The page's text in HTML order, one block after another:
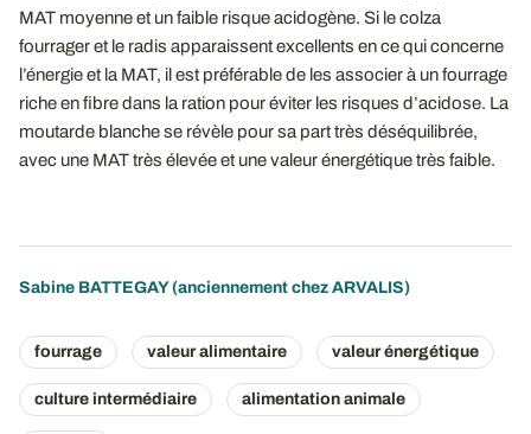
MAT moyenne et un faible risque acidogène. Si le colza
fourrager et le radis apparaissent excellents en ce qui concerne
l’énergie et la MAT, il est préférable de les associer à un fourrage
riche en fibre dans la ration pour éviter les risques d’acidose. La
moutarde blanche se révèle pour sa part très déséquilibrée,
avec une MAT très élevée et une valeur énergétique très faible.
Sabine BATTEGAY (anciennement chez ARVALIS)
fourrage valeur alimentaire valeur énergétique
culture intermédiaire alimentation animale